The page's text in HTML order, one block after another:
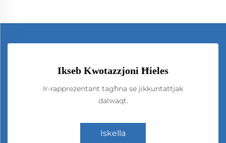
Ikseb Kwotazzjoni Ħieles
Ir-rappreżentant tagħna se jikkuntattjak
dalwaqt.
Iskella